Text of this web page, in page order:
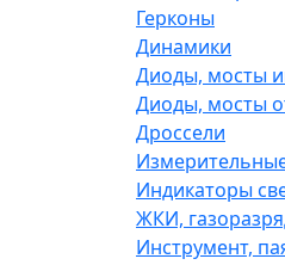
Герконы
Динамики
Диоды, мосты
Диоды, мосты
Дроссели
Индикаторы
ЖКИ,
Инструмент,